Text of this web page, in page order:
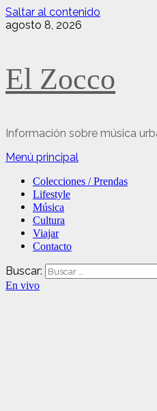
Saltar al contenido
agosto 8, 2026
El Zocco
Información sobre música
Menú principal
Colecciones / Prendas
Lifestyle
Música
Cultura
Viajar
Contacto
Buscar:
En vivo